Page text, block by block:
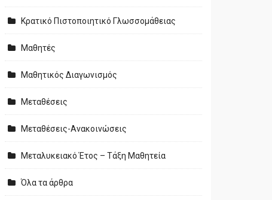
Κρατικό Πιστοποιητικό Γλωσσομάθειας
Μαθητές
Μαθητικός Διαγωνισμός
Μεταθέσεις
Μεταθέσεις-Ανακοινώσεις
Μεταλυκειακό Έτος – Τάξη Μαθητεία
Όλα τα άρθρα